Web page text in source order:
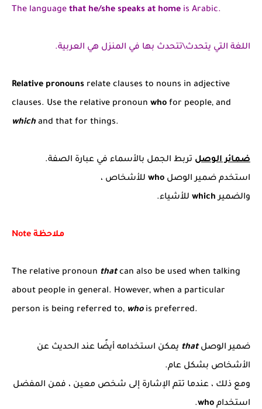
The language that he/she speaks at home is Arabic.
اللغة التي يتحدث\تتحدث بها في المنزل هي العربية.
Relative pronouns relate clauses to nouns in adjective
clauses. Use the relative pronoun who for people, and
which and that for things.
ضمائر الوصل تربط الجمل بالأسماء في عبارة الصفة.
استخدم ضمير الوصل who للأشخاص ،
والضميرwhich للأشياء.
Note ملاحظة
The relative pronoun thatcan also be used when talking
about people in general. However, when a particular
person is being referred to, whois preferred.
ضمير الوصلthat يمكن استخدامه أيضًا عند الحديث عن
الأشخاص بشكل عام.
ومع ذلك ، عندما تتم الإشارة إلى شخص معين ، فمن المفضل
استخدام who
.